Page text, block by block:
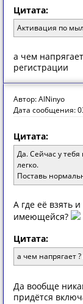
Цитата:
Активация по
а чем
регистрации
Автор: AlNinyo
Дата сообщения:
Цитата:
Да. Сейчас у
легко.
Поставь
А где её взять
имеющейся?
Цитата:
а чем напрягает
Да вообще
придётся